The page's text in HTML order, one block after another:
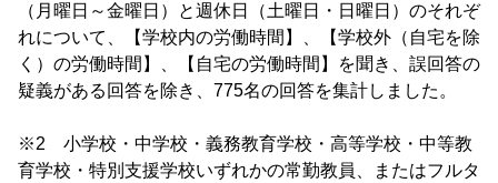
（月曜日～金曜日）と週休日（土曜日・日曜日）のそれぞ
れについて、【学校内の労働時間】、【学校外（自宅を除
く）の労働時間】、【自宅の労働時間】を聞き、誤回答の
疑義がある回答を除き、775名の回答を集計しました。
※2 小学校・中学校・義務教育学校・高等学校・中等教
育学校・特別支援学校いずれかの常勤教員、またはフルタ